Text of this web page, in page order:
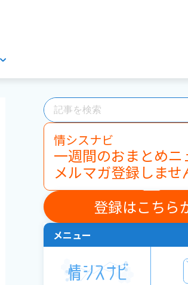
情シスナビ
一週間のおまとめニ
メルマガ登録しませ
登録はこちら
メニュー